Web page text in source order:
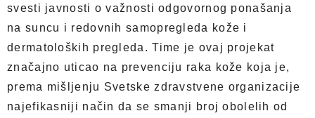
svesti javnosti o važnosti odgovornog ponašanja
na suncu i redovnih samopregleda kože i
dermatoloških pregleda. Time je ovaj projekat
značajno uticao na prevenciju raka kože koja je,
prema mišljenju Svetske zdravstvene organizacije
najefikasniji način da se smanji broj obolelih od